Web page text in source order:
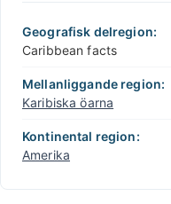
Geografisk delregion:
Caribbean facts
Mellanliggande region:
Karibiska öarna
Kontinental region:
Amerika